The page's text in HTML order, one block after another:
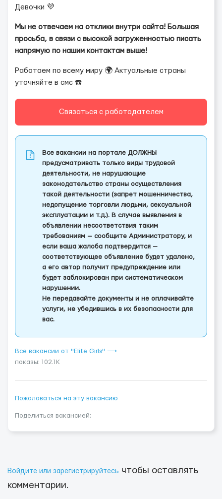
Девочки 💜
Мы не отвечаем на отклики внутри сайта! Большая
просьба, в связи с высокой загруженностью писать
напрямую по нашим контактам выше!
Работаем по всему миру 🌍 Актуальные страны
уточняйте в смс ☎️
Связаться с работодателем
Все вакансии на портале ДОЛЖНЫ
предусматривать только виды трудовой
деятельности, не нарушающие
законодательство страны осуществления
такой деятельности (запрет мошенничества,
недопущение торговли людьми, сексуальной
эксплуатации и т.д.). В случае выявления в
объявлении несоответствия таким
требованиям — сообщите Администратору, и
если ваша жалоба подтвердится —
соответствующее объявление будет удалено,
а его автор получит предупреждение или
будет заблокирован при систематическом
нарушении.
Не передавайте документы и не оплачивайте
услуги, не убедившись в их безопасности для
вас.
Все вакансии от "Elite Girls" ⟶
показы: 102.1K
Пожаловаться на эту вакансию
Поделиться вакансией:
Войдите или зарегистрируйтесь чтобы оставлять
комментарии.